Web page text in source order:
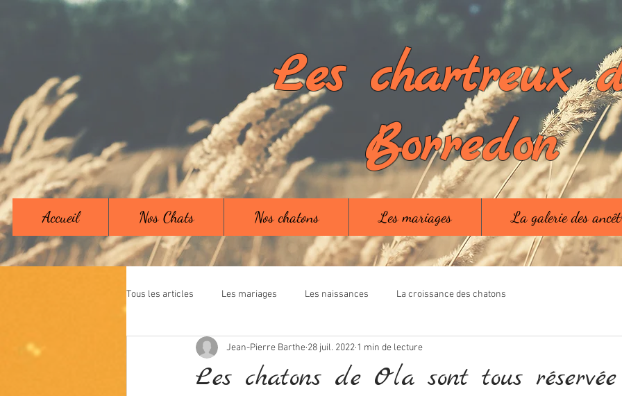
Les chartreux
Borredon
Accueil Nos Chats Nos chatons Les mariages La galerie des
Tous les articles Les mariages Les naissances La croissance des chatons
Les chatons de Ola sont tous
Jean-Pierre Barthe 28 juil. 2022 1 min de lecture